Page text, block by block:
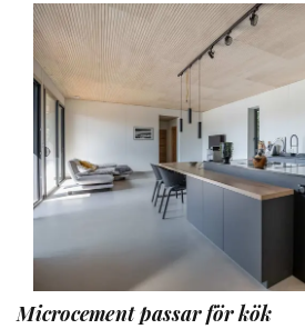
Microcement passar för kök